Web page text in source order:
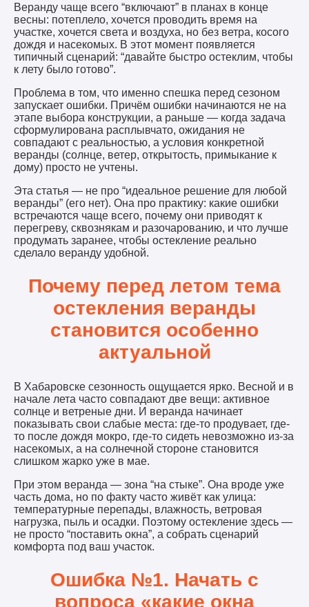
Веранду чаще всего “включают” в планах в конце
весны: потеплело, хочется проводить время на
участке, хочется света и воздуха, но без ветра, косого
дождя и насекомых. В этот момент появляется
типичный сценарий: “давайте быстро остеклим, чтобы
к лету было готово”.
Проблема в том, что именно спешка перед сезоном
запускает ошибки. Причём ошибки начинаются не на
этапе выбора конструкции, а раньше — когда задача
сформулирована расплывчато, ожидания не
совпадают с реальностью, а условия конкретной
веранды (солнце, ветер, открытость, примыкание к
дому) просто не учтены.
Эта статья — не про “идеальное решение для любой
веранды” (его нет). Она про практику: какие ошибки
встречаются чаще всего, почему они приводят к
перегреву, сквознякам и разочарованию, и что лучше
продумать заранее, чтобы остекление реально
сделало веранду удобной.
Почему перед летом тема
остекления веранды
становится особенно
актуальной
В Хабаровске сезонность ощущается ярко. Весной и в
начале лета часто совпадают две вещи: активное
солнце и ветреные дни. И веранда начинает
показывать свои слабые места: где-то продувает, где-
то после дождя мокро, где-то сидеть невозможно из-за
насекомых, а на солнечной стороне становится
слишком жарко уже в мае.
При этом веранда — зона “на стыке”. Она вроде уже
часть дома, но по факту часто живёт как улица:
температурные перепады, влажность, ветровая
нагрузка, пыль и осадки. Поэтому остекление здесь —
не просто “поставить окна”, а собрать сценарий
комфорта под ваш участок.
Ошибка №1. Начать с
вопроса «какие окна